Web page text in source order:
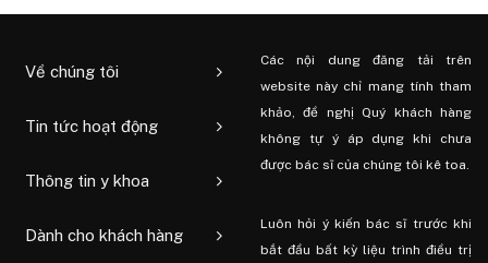
Về chúng tôi
Tin tức hoạt động
Thông tin y khoa
Dành cho khách hàng
Các nội dung đăng tải trên
website này chỉ mang tính tham
khảo, đề nghị Quý khách hàng
không tự ý áp dụng khi chưa
được bác sĩ của chúng tôi kê toa.
Luôn hỏi ý kiến ​​bác sĩ trước khi
bắt đầu bất kỳ liệu trình điều trị